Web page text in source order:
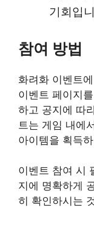
기회입
참여 방법
화려화 이벤트
이벤트 페이지
하고 공지에 따
트는 게임 내에
아이템을 획득
이벤트 참여 시
지에 명확하게
히 확인하시는